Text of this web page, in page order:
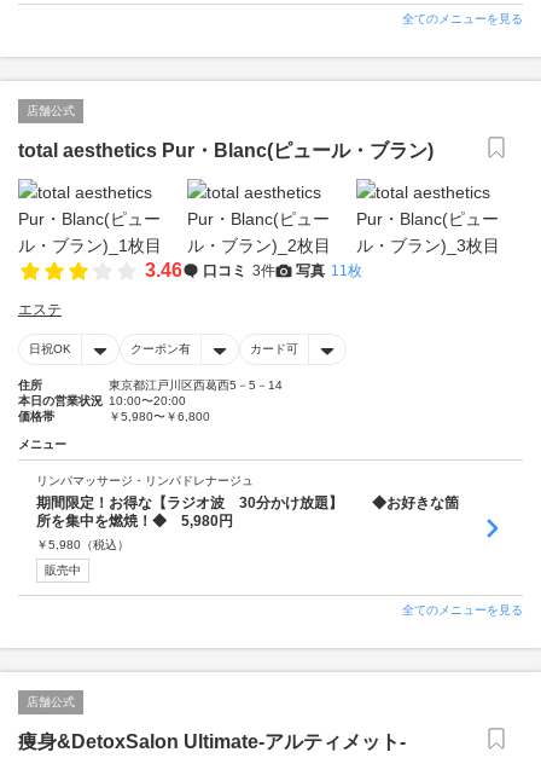
全てのメニューを見る
店舗公式
total aesthetics Pur・Blanc(ピュール・ブラン)
3.46 口コミ 3件 写真 11枚
エステ
日祝OK クーポン有 カード可
住所
東京都江戸川区西葛西5－5－14
本日の営業状況 10:00〜20:00
価格帯
￥5,980〜￥6,800
メニュー
リンパマッサージ・リンパドレナージュ
期間限定！お得な【ラジオ波 30分かけ放題】 ◆お好きな箇
所を集中を燃焼！◆ 5,980円
￥5,980 （税込）
販売中
全てのメニューを見る
店舗公式
痩身&DetoxSalon Ultimate-アルティメット-